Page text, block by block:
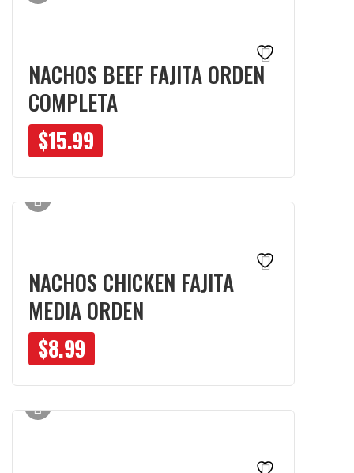
NACHOS BEEF FAJITA ORDEN
COMPLETA
$15.99
NACHOS CHICKEN FAJITA
MEDIA ORDEN
$8.99